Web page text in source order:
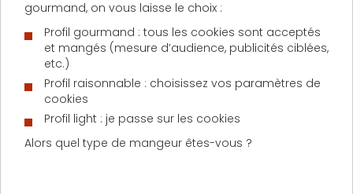
La tendance générale est à une légère baisse
des taux, en particulier pour les emprunteurs
présentant des garanties intermédiaires ou
moins solides. Cette situation favorable
incite à la concrétisation des projets
gourmand, on vous laisse le choix :
Profil gourmand : tous les cookies sont acceptés
et mangés (mesure d’audience, publicités ciblées,
etc.)
Profil raisonnable : choisissez vos paramètres de
cookies
Profil light : je passe sur les cookies
Alors quel type de mangeur êtes-vous ?